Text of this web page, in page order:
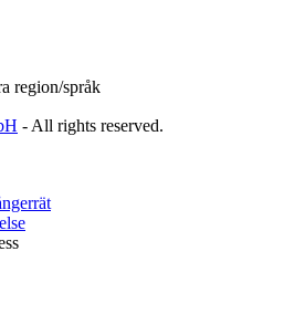
region/språk
- All rights reserved.